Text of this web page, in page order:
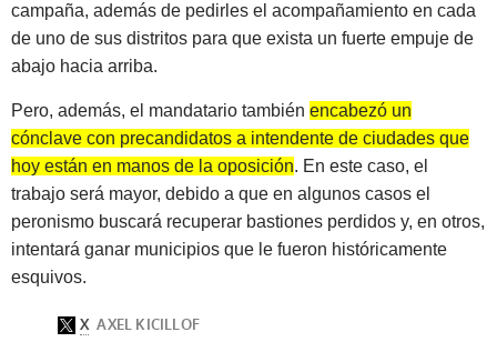
campaña, además de pedirles el acompañamiento en cada
de uno de sus distritos para que exista un fuerte empuje de
abajo hacia arriba.
Pero, además, el mandatario también encabezó un
cónclave con precandidatos a intendente de ciudades que
hoy están en manos de la oposición. En este caso, el
trabajo será mayor, debido a que en algunos casos el
peronismo buscará recuperar bastiones perdidos y, en otros,
intentará ganar municipios que le fueron históricamente
esquivos.